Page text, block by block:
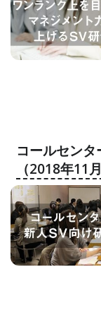
コールセン
（2018年11